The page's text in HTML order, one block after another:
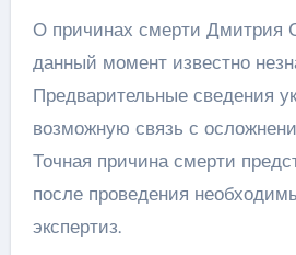
О причинах смерти Дмитрия
данный момент известно
Предварительные сведения
возможную связь с
Точная причина смерти
после проведения
экспертиз.